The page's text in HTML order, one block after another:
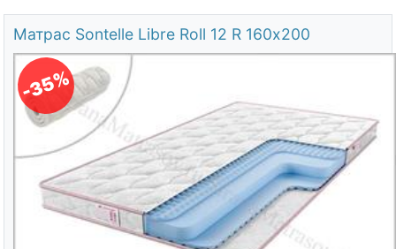
Матрас Sontelle Libre Roll 12 R 160х200
-35%